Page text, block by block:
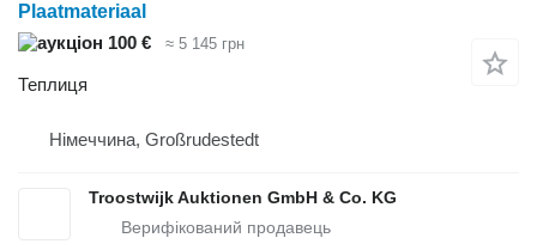
Plaatmateriaal
100 €
≈ 5 145 грн
Теплиця
Німеччина, Großrudestedt
Troostwijk Auktionen GmbH & Co. KG